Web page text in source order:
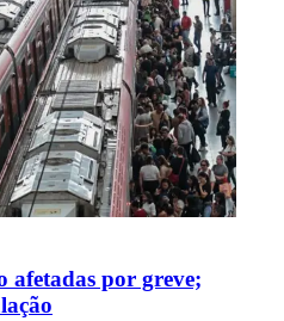
afetadas por greve;